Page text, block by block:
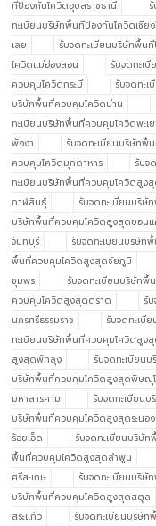
ทีป้องกันโควิดอุบลราชธานี
ทะเบียนบริษัทพื้นทีป้องกันโควิดเชีย
เลย
รับจดทะเบียนบริษัทพื้น
โควิดแม่ฮ่องสอน
รับจดทะเ
ควบคุมโควิดกระบี่
รับจดทะ
บริษัทพื้นที่ควบคุมโควิดน่าน
ทะเบียนบริษัทพื้นที่ควบคุมโควิดพะเย
พังงา
รับจดทะเบียนบริษัทพื้
ควบคุมโควิดมุกดาหาร
รับจ
ทะเบียนบริษัทพื้นที่ควบคุมโควิดสูง
กาฬสินธุ์
รับจดทะเบียนบริ
บริษัทพื้นที่ควบคุมโควิดสูงสุดขอน
จันทบุรี
รับจดทะเบียนบริษัท
พื้นที่ควบคุมโควิดสูงสุดชัยภูมิ
ชุมพร
รับจดทะเบียนบริษัท
ควบคุมโควิดสูงสุดตราด
รั
นครศรีธรรมราช
รับจดทะเบี
ทะเบียนบริษัทพื้นที่ควบคุมโควิดสูง
สูงสุดพัทลุง
รับจดทะเบียน
บริษัทพื้นที่ควบคุมโควิดสูงสุดพิษณุ
มหาสารคาม
รับจดทะเบียน
บริษัทพื้นที่ควบคุมโควิดสูงสุดระนอง
ร้อยเอ็ด
รับจดทะเบียนบริษั
พื้นที่ควบคุมโควิดสูงสุดลำพูน
ศรีสะเกษ
รับจดทะเบียนบริ
บริษัทพื้นที่ควบคุมโควิดสูงสุดสตูล
สระแก้ว
รับจดทะเบียนบริษั